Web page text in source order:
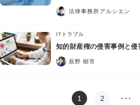
法律事務所アルシエン
ITトラブル
知的財産権の侵害事例と
辰野 樹市
1 2 …